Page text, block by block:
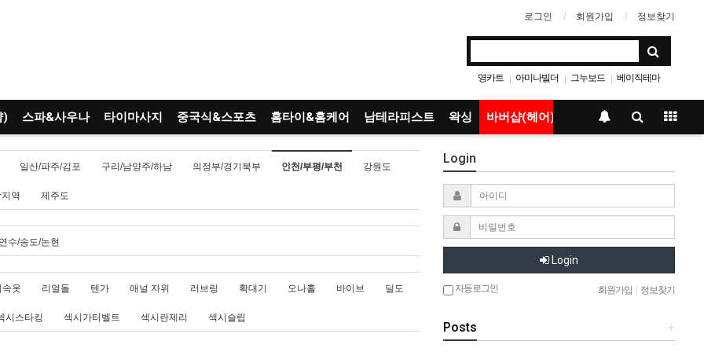
로그인 회원가입 정보찾기
영카트 | 아미나빌더 | 그누보드 | 베이직테마
) 스파&사우나 타이마사지 중국식&스포츠 홈타이&홈케어 남테라피스트 왁싱 바버샵(헤어)
일산/파주/김포 구리/남양주/하남 의정부/경기북부 인천/부평/부천 강원도
역 제주도
수/송도/논현
속옷 리얼돌 텐가 애널 자위 러브링 확대기 오나홀 바이브 딜도
시스타킹 섹시가터벨트 섹시란제리 섹시슬립
Login
Login
자동로그인 회원가입 정보찾기
+
Posts